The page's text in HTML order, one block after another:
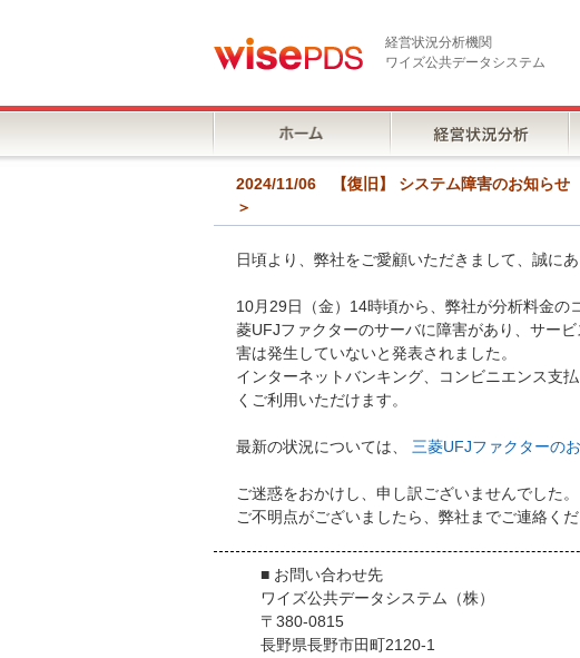
経営状況分析機関
ワイズ公共データシステム
2024/11/06 【復旧】 システム障害のお知らせ
＞
日頃より、弊社をご愛顧いただきまして、誠にあ
10月29日（金）14時頃から、弊社が分析料金
菱UFJファクターのサーバに障害があり、サー
害は発生していないと発表されました。
インターネットバンキング、コンビニエンス支
くご利用いただけます。
最新の状況については、 三菱UFJファクターの
ご迷惑をおかけし、申し訳ございませんでした。
ご不明点がございましたら、弊社までご連絡くだ
■ お問い合わせ先
ワイズ公共データシステム（株）
〒380-0815
長野県長野市田町2120-1